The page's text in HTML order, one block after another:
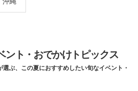
ント・おでかけトピックス
選ぶ、この夏におすすめしたい旬なイベント・